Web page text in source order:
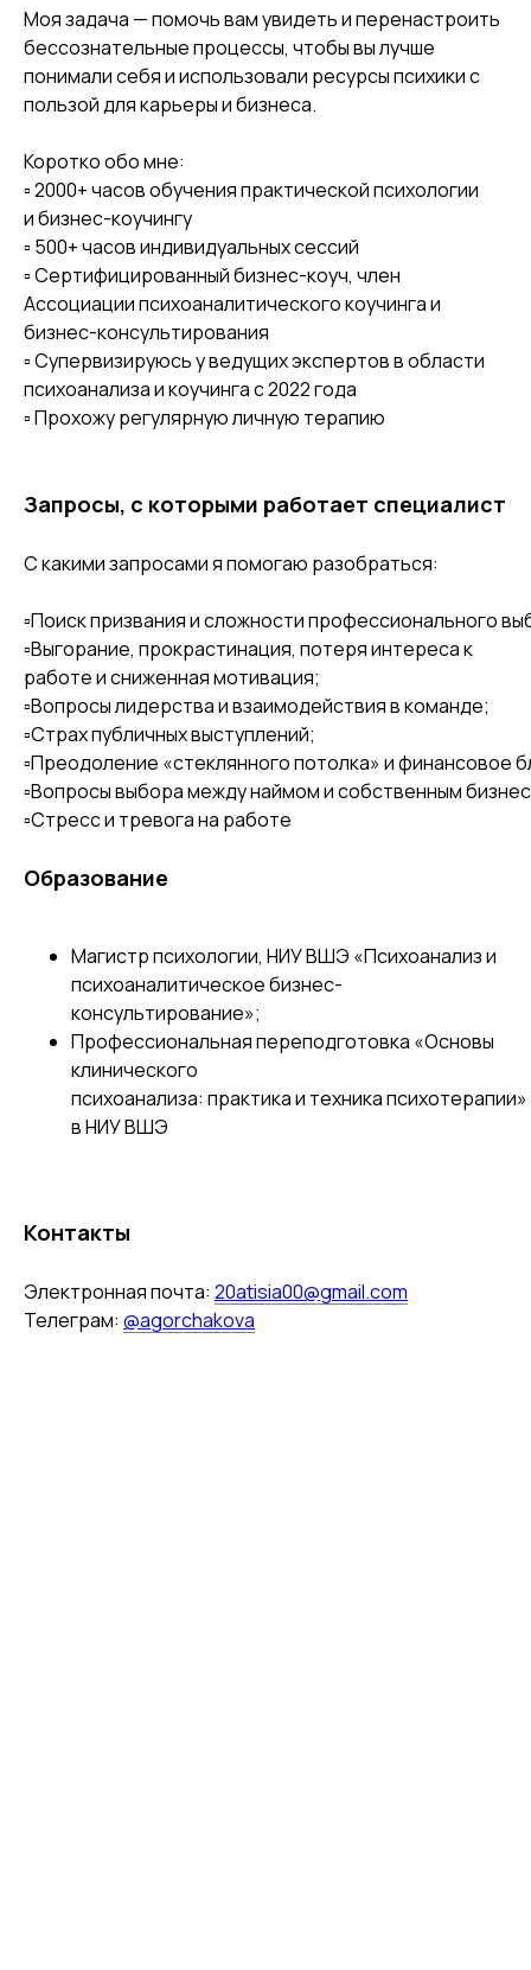
Моя задача — помочь вам увидеть и перенастроить
бессознательные процессы, чтобы вы лучше
понимали себя и использовали ресурсы психики с
пользой для карьеры и бизнеса.
Коротко обо мне:
▫️ 2000+ часов обучения практической психологии
и бизнес-коучингу
▫️ 500+ часов индивидуальных сессий
▫️ Сертифицированный бизнес-коуч, член
Ассоциации психоаналитического коучинга и
бизнес-консультирования
▫️ Супервизируюсь у ведущих экспертов в области
психоанализа и коучинга с 2022 года
▫️ Прохожу регулярную личную терапию
Запросы, с которыми работает специалист
С какими запросами я помогаю разобраться:
▫️Поиск призвания и сложности профессионального
▫️Выгорание, прокрастинация, потеря интереса к
работе и сниженная мотивация;
▫️Вопросы лидерства и взаимодействия в команде;
▫️Страх публичных выступлений;
▫️Преодоление «стеклянного потолка» и финансовое
▫️Вопросы выбора между наймом и собственным
▫️Стресс и тревога на работе
Образование
Магистр психологии, НИУ ВШЭ «Психоанализ и
психоаналитическое бизнес-
консультирование»;
Профессиональная переподготовка «Основы
клинического
психоанализа: практика и техника психотерапии»
в НИУ ВШЭ
Контакты
Электронная почта: 20atisia00@gmail.com
Телеграм: @agorchakova